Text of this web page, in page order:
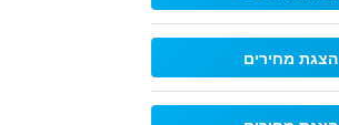
הצגת מחירים